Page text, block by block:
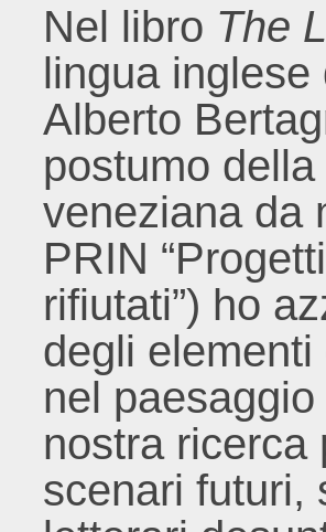
Nel libro The
lingua
Alberto
postumo
veneziana da
PRIN
rifiutati”) ho
degli
nel
nostra ricerca
scenari futuri,